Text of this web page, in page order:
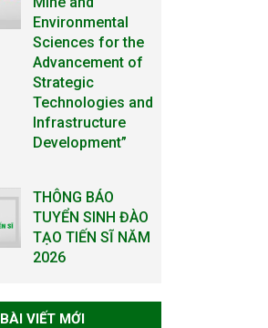
Environmental
Sciences for the
Advancement of
Strategic
Technologies and
Infrastructure
Development”
THÔNG BÁO
TUYỂN SINH ĐÀO
TẠO TIẾN SĨ NĂM
2026
THÔNG BÁO KẾ
BÀI VIẾT MỚI